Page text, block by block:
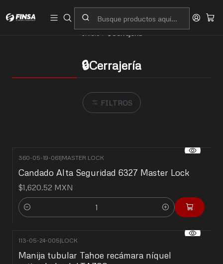
🔒Cerrajería
FILTROS
360-05-19-061|MASTER LOCK
Candado Alta Seguridad 6327 Master Lock
$1,620.52 MXN
Cantidad
113-05-24-005|LOCK
Manija tubular Tahoe recámara níquel